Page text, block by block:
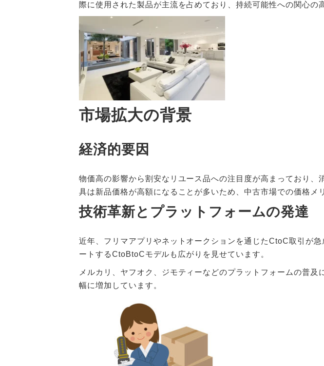
際に使用された製品が主流を占めており、持続可能性への関心の
市場拡大の背景
経済的要因
物価高の影響から割安なリユース品への注目度が高まっており
具は新品価格が高額になることが多いため、中古市場での価格メ
技術革新とプラットフォームの発達
近年、フリマアプリやネットオークションを通じたCtoC取引が
ートするCtoBtoCモデルも広がりを見せています。
メルカリ、ヤフオク、ジモティーなどのプラットフォームの普
幅に増加しています。